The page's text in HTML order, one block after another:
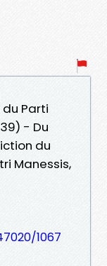
Parti
- Du
du
Manessis,
1067